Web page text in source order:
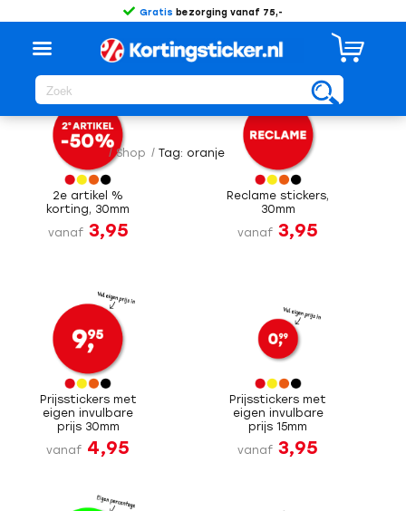
Gratis bezorging vanaf 75,-
/ Shop / Tag: oranje
Sorteer opStandaard
2e artikel %
korting, 30mm
vanaf 3,95
Reclame stickers,
30mm
vanaf 3,95
Prijsstickers met
eigen invulbare
prijs 30mm
vanaf 4,95
Prijsstickers met
eigen invulbare
prijs 15mm
vanaf 3,95